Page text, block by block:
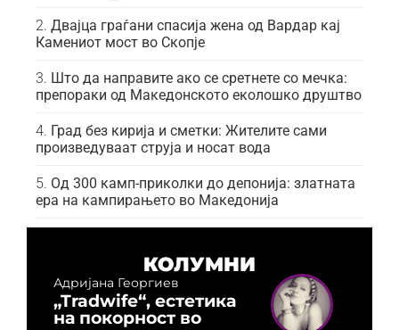
Двајца граѓани спасија жена од Вардар кај
Камениот мост во Скопје
Што да направите ако се сретнете со мечка:
препораки од Македонското еколошко друштво
Град без кирија и сметки: Жителите сами
произведуваат струја и носат вода
Од 300 камп-приколки до депонија: златната
ера на кампирањето во Македонија
КОЛУМНИ
Адријана Георгиев
„Tradwife“, естетика
на покорност во